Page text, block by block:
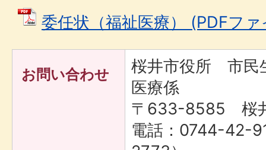
委任状（福祉医療） (PDFフ
お問い合わせ
桜井市役所 市
医療係
〒633-8585 桜
電話：0744-42-